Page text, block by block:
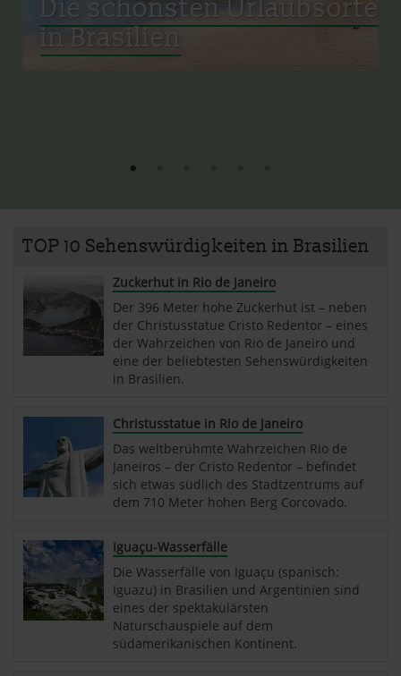
Die schönsten Urlaubsorte
in Brasilien
TOP 10 Sehenswürdigkeiten in Brasilien
Zuckerhut in Rio de Janeiro
Der 396 Meter hohe Zuckerhut ist – neben
der Christusstatue Cristo Redentor – eines
der Wahrzeichen von Rio de Janeiro und
eine der beliebtesten Sehenswürdigkeiten
in Brasilien.
Christusstatue in Rio de Janeiro
Das weltberühmte Wahrzeichen Rio de
Janeiros – der Cristo Redentor – befindet
sich etwas südlich des Stadtzentrums auf
dem 710 Meter hohen Berg Corcovado.
Iguaçu-Wasserfälle
Die Wasserfälle von Iguaçu (spanisch:
Iguazu) in Brasilien und Argentinien sind
eines der spektakulärsten
Naturschauspiele auf dem
südamerikanischen Kontinent.